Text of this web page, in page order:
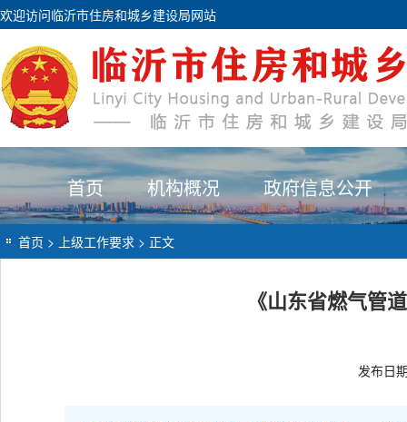
欢迎访问临沂市住房和城乡建设局网站
首页 机构概况 政府信息公开
首页 > 上级工作要求 > 正文
《山东省燃气管
发布日